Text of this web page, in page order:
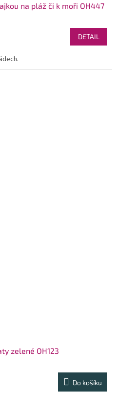
na pláž či k moři OH447
DETAIL
zelené OH123
Do košíku